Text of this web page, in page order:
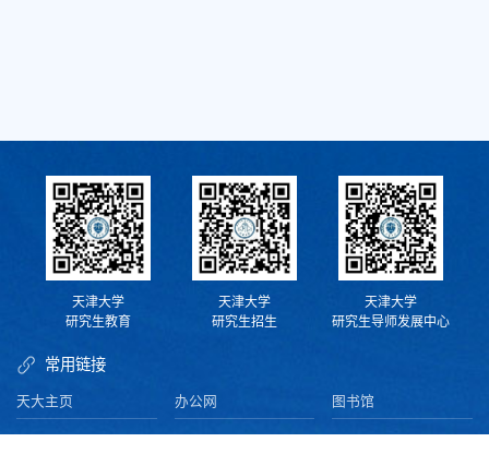
天津大学
研究生教育
天津大学
研究生招生
天津大学
研究生导师发展中心
常用链接
天大主页 办公网 图书馆